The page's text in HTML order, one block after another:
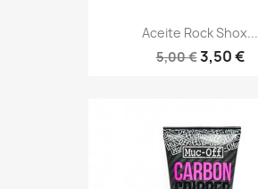
Aceite Rock Shox...
5,00 €3,50 €